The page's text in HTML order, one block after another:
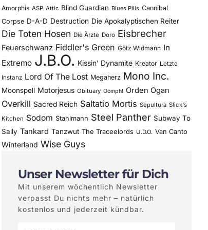
Amorphis ASP Attic Blind Guardian Blues Pills Cannibal
Corpse D-A-D Destruction Die Apokalyptischen Reiter
Die Toten Hosen Die Ärzte Doro Eisbrecher
Feuerschwanz Fiddler's Green Götz Widmann In
Extremo J.B.O. Kissin' Dynamite Kreator Letzte
Instanz Lord Of The Lost Megaherz Mono Inc.
Moonspell Motorjesus Obituary Oomph! Orden Ogan
Overkill Sacred Reich Saltatio Mortis Sepultura Slick's
Kitchen Sodom Stahlmann Steel Panther Subway To
Sally Tankard Tanzwut The Traceelords U.D.O. Van Canto
Winterland Wise Guys
Unser Newsletter für Dich
Mit unserem wöchentlich Newsletter
verpasst Du nichts mehr – natürlich
kostenlos und jederzeit kündbar.